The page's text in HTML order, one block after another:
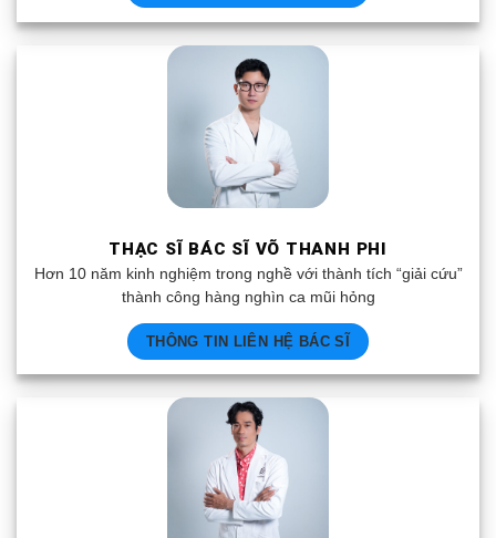
THẠC SĨ BÁC SĨ VÕ THANH PHI
Hơn 10 năm kinh nghiệm trong nghề với thành tích “giải cứu”
thành công hàng nghìn ca mũi hỏng
THÔNG TIN LIÊN HỆ BÁC SĨ